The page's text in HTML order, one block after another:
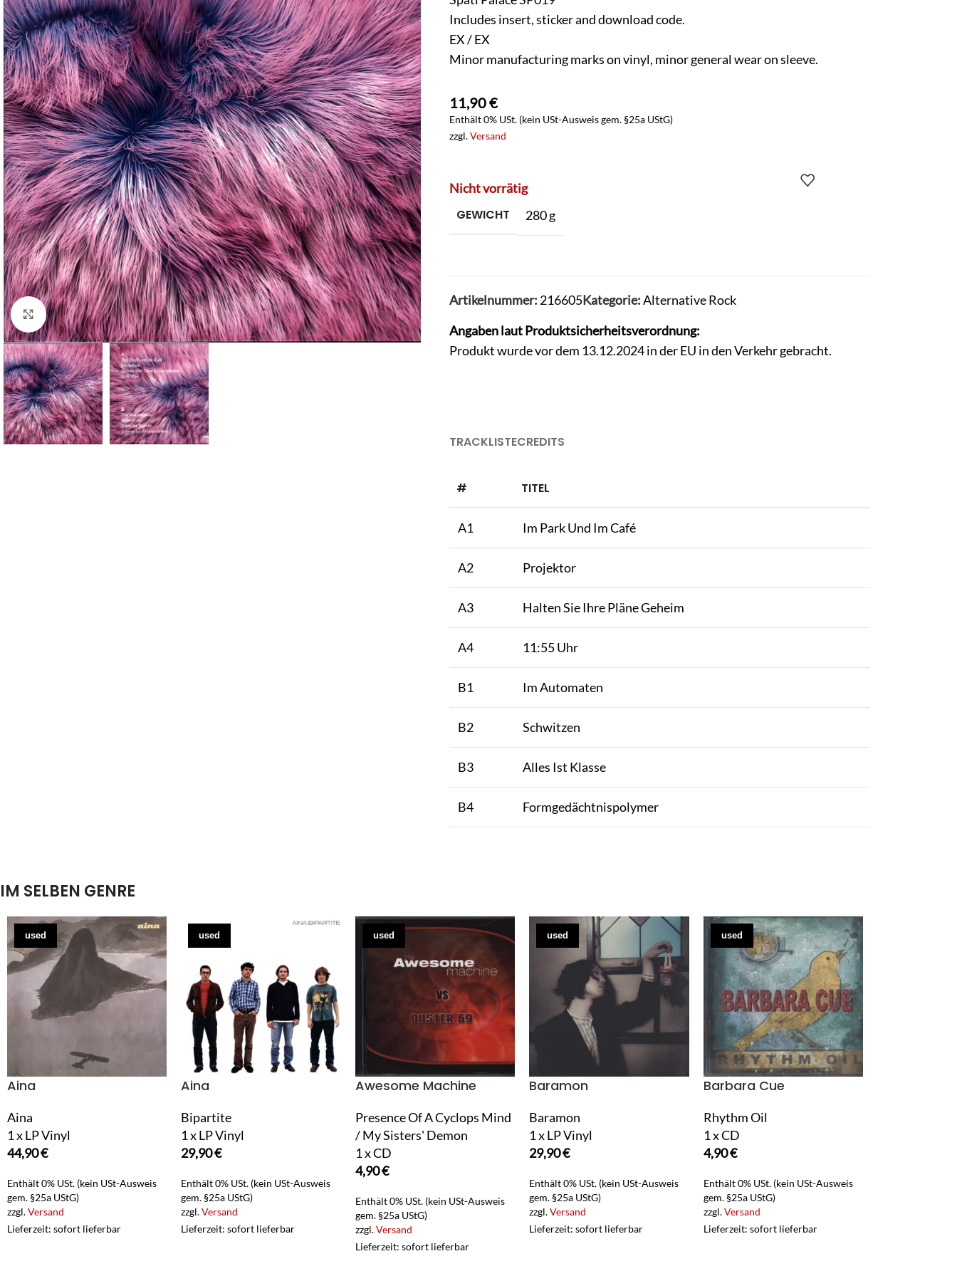
Klick zum Vergrößern
Includes insert, sticker and download code.
EX / EX
Minor manufacturing marks on vinyl, minor general wear on sleeve.
11,90€
Enthält 0% USt. (kein USt-Ausweis gem. §25a UStG)
zzgl.Versand
Nicht vorrätig
GEWICHT 280 g
Artikelnummer: 216605Kategorie:Alternative Rock
Angaben laut Produktsicherheitsverordnung:
Produkt wurde vor dem 13.12.2024 in der EU in den Verkehr gebracht.
TRACKLISTECREDITS
# TITEL
A1 Im Park Und Im Café
A2 Projektor
A3 Halten Sie Ihre Pläne Geheim
A4 11:55 Uhr
B1 Im Automaten
B2 Schwitzen
B3 Alles Ist Klasse
B4 Formgedächtnispolymer
IM SELBEN GENRE
used
Aina
Aina
1 x LP Vinyl
44,90€
Enthält 0% USt. (kein USt-Ausweis
gem. §25a UStG)
zzgl.Versand
Lieferzeit: sofort lieferbar
used
Aina
Bipartite
1 x LP Vinyl
29,90€
Enthält 0% USt. (kein USt-Ausweis
gem. §25a UStG)
zzgl.Versand
Lieferzeit: sofort lieferbar
used
Awesome Machine
Presence Of A Cyclops Mind
/ My Sisters' Demon
1 x CD
4,90€
Enthält 0% USt. (kein USt-Ausweis
gem. §25a UStG)
zzgl.Versand
Lieferzeit: sofort lieferbar
used
Baramon
Baramon
1 x LP Vinyl
29,90€
Enthält 0% USt. (kein USt-Ausweis
gem. §25a UStG)
zzgl.Versand
Lieferzeit: sofort lieferbar
used
Barbara Cue
Rhythm Oil
1 x CD
4,90€
Enthält 0% USt. (kein USt-Ausweis
gem. §25a UStG)
zzgl.Versand
Lieferzeit: sofort lieferbar